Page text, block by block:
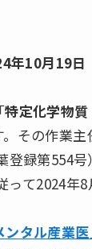
年10月19
特定化学物
その作業
録第554
て2024年
ンタル産業医